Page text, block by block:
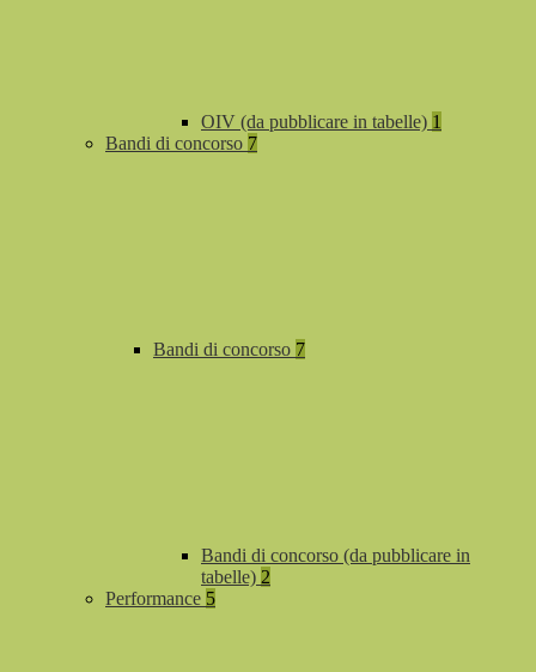
OIV (da pubblicare in tabelle) 1
Bandi di concorso 7
Bandi di concorso 7
Bandi di concorso (da pubblicare in
tabelle) 2
Performance 5